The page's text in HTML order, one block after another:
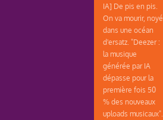
IA] De pis en pis.
On va mourir, noyé
dans une océan
d'ersatz. "Deezer :
la musique
générée par IA
dépasse pour la
première fois 50
% des nouveaux
uploads musicaux".